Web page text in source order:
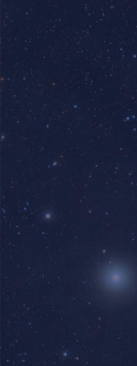
Skip
to
main
content